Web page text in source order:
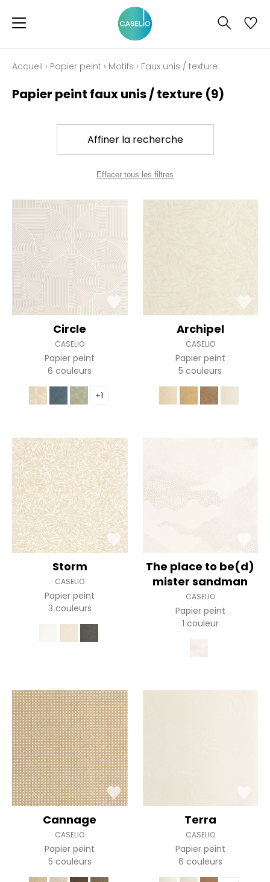
Accueil › Papier peint › Motifs › Faux unis / texture
Papier peint faux unis / texture (9)
Affiner la recherche
Effacer tous les filtres
Circle
CASELIO
Papier peint
6 couleurs
+1
Archipel
CASELIO
Papier peint
5 couleurs
Storm
CASELIO
Papier peint
3 couleurs
The place to be(d)
mister sandman
CASELIO
Papier peint
1 couleur
Cannage
CASELIO
Papier peint
5 couleurs
Terra
CASELIO
Papier peint
6 couleurs